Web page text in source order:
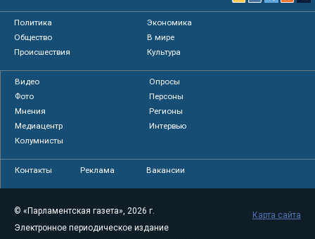
Политика
Экономика
Общество
В мире
Происшествия
Культура
Видео
Опросы
Фото
Персоны
Мнения
Регионы
Медиацентр
Интервью
Колумнисты
Контакты Реклама Вакансии
© «Парламентская газета», 2026 г.
Электронное периодическое издание
Карта сайта